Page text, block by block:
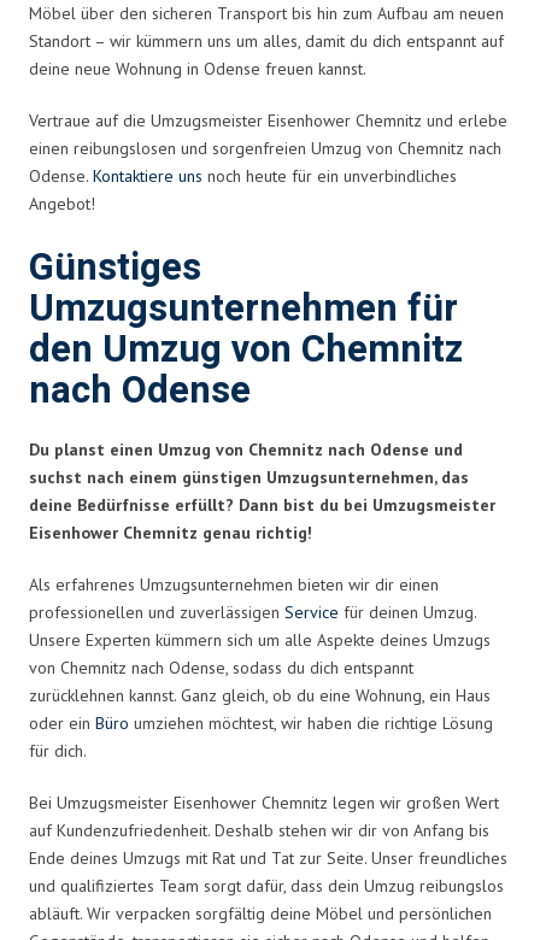
Möbel über den sicheren Transport bis hin zum Aufbau am neuen
Standort – wir kümmern uns um alles, damit du dich entspannt auf
deine neue Wohnung in Odense freuen kannst.
Vertraue auf die Umzugsmeister Eisenhower Chemnitz und erlebe
einen reibungslosen und sorgenfreien Umzug von Chemnitz nach
Odense. Kontaktiere uns noch heute für ein unverbindliches
Angebot!
Günstiges
Umzugsunternehmen für
den Umzug von Chemnitz
nach Odense
Du planst einen Umzug von Chemnitz nach Odense und
suchst nach einem günstigen Umzugsunternehmen, das
deine Bedürfnisse erfüllt? Dann bist du bei Umzugsmeister
Eisenhower Chemnitz genau richtig!
Als erfahrenes Umzugsunternehmen bieten wir dir einen
professionellen und zuverlässigen Service für deinen Umzug.
Unsere Experten kümmern sich um alle Aspekte deines Umzugs
von Chemnitz nach Odense, sodass du dich entspannt
zurücklehnen kannst. Ganz gleich, ob du eine Wohnung, ein Haus
oder ein Büro umziehen möchtest, wir haben die richtige Lösung
für dich.
Bei Umzugsmeister Eisenhower Chemnitz legen wir großen Wert
auf Kundenzufriedenheit. Deshalb stehen wir dir von Anfang bis
Ende deines Umzugs mit Rat und Tat zur Seite. Unser freundliches
und qualifiziertes Team sorgt dafür, dass dein Umzug reibungslos
abläuft. Wir verpacken sorgfältig deine Möbel und persönlichen